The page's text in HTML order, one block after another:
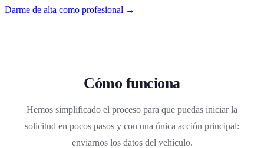
Darme de alta como profesional →
Cómo funciona
Hemos simplificado el proceso para que puedas iniciar la
solicitud en pocos pasos y con una única acción principal:
enviarnos los datos del vehículo.